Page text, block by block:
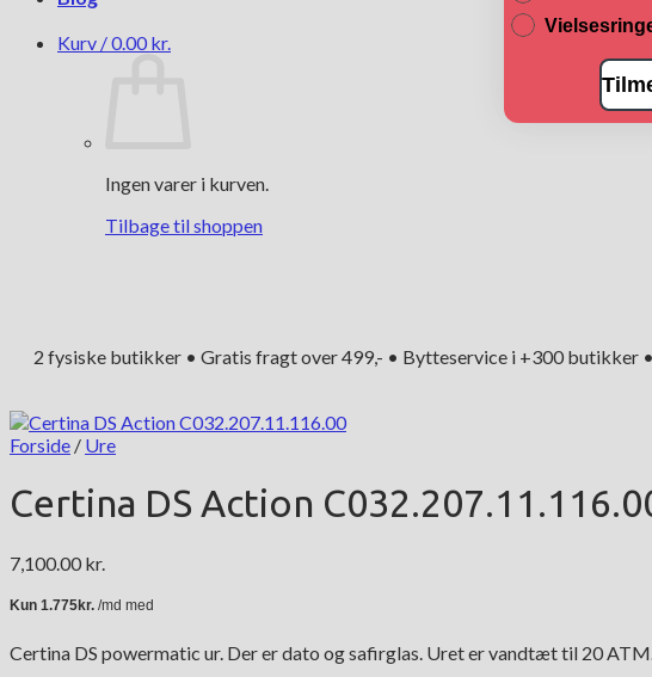
Kurv /0.00 kr.
Ingen varer i kurven.
Tilbage til shoppen
2 fysiske butikker • Gratis fragt over 499,- • Bytteservice i +300 butikker
Forside / Ure
Certina DS Action
7,100.00 kr.
Certina DS powermatic ur. Der er dato og safirglas. Uret er vandtæt til 20